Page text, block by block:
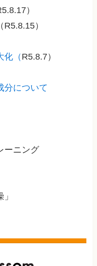
）
（R5.8.15）
化（ R5.8.7）
分について
ーニング